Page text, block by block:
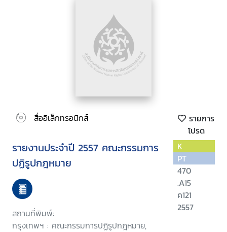
สื่ออิเล็กทรอนิกส์
รายการ
โปรด
รายงานประจำปี 2557 คณะกรรมการ
ปฏิรูปกฎหมาย
สถานที่พิมพ์:
กรุงเทพฯ : คณะกรรมการปฏิรูปกฎหมาย,
K
PT
470
.A15
ค121
2557